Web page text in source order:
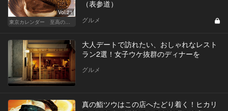
Vol.21
東京カレンダー 至高の名店シリーズ
（表参道）
グルメ
大人デートで訪れたい、おしゃれなレスト
ラン2選！女子ウケ抜群のディナーを
グルメ
真の鮨ツウはこの店へたどり着く！ヒカリ